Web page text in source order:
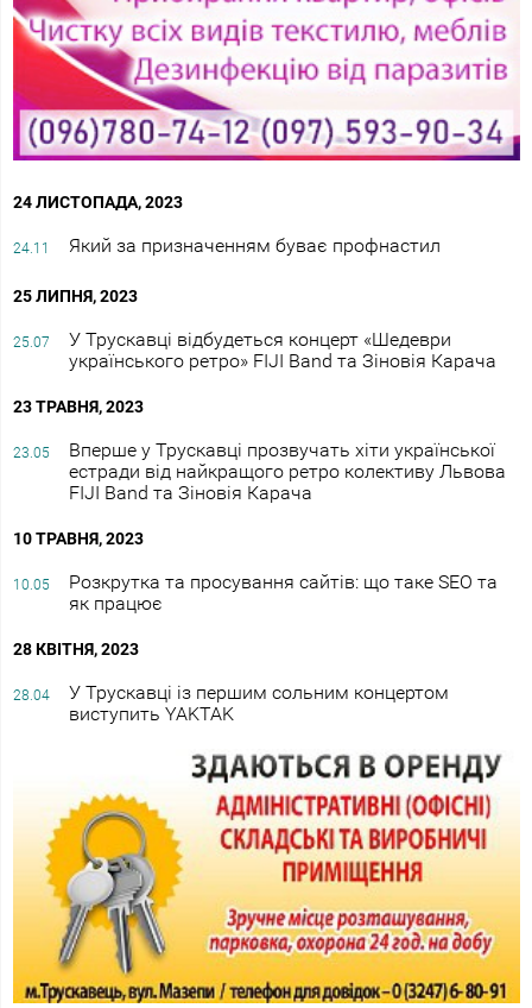
24 ЛИСТОПАДА, 2023
24.11 Який за призначенням буває профнастил
25 ЛИПНЯ, 2023
25.07
У Трускавці відбудеться концерт «Шедеври
українського ретро» FIJI Band та Зіновія Карача
23 ТРАВНЯ, 2023
23.05
Вперше у Трускавці прозвучать хіти української
естради від найкращого ретро колективу Львова
FIJI Band та Зіновія Карача
10 ТРАВНЯ, 2023
10.05
Розкрутка та просування сайтів: що таке SEO та
як працює
28 КВІТНЯ, 2023
28.04
У Трускавці із першим сольним концертом
виступить YAKTAK